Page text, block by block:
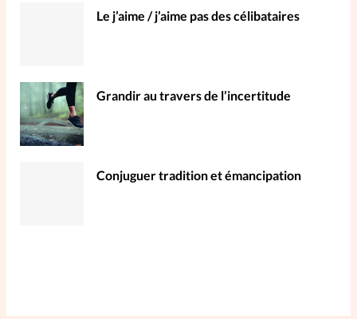
Le j’aime / j’aime pas des célibataires
Grandir au travers de l’incertitude
Conjuguer tradition et émancipation